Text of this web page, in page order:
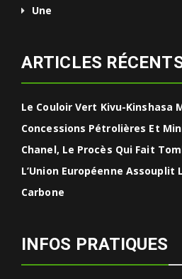
Une
ARTICLES
Le Couloir Vert Kivu-Kinshasa
Concessions Pétrolières Et
Chanel, Le Procès Qui Fait
L’Union Européenne Assouplit
Carbone
INFOS PRATIQUES